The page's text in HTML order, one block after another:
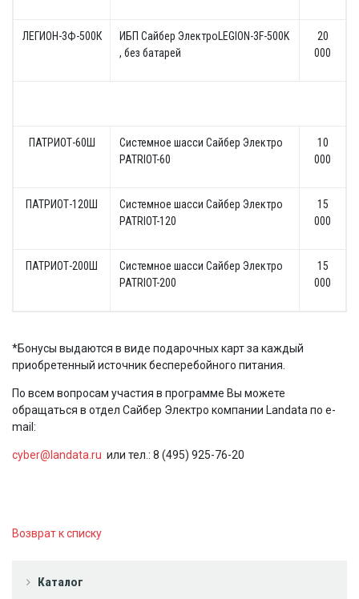
Каталог
ЛЕГИОН-3Ф-500К
ИБП Сайбер ЭлектроLEGION-3F-500K
, без батарей
20
000
ПАТРИОТ-60Ш
Системное шасси Сайбер Электро
PATRIOT-60
10
000
ПАТРИОТ-120Ш
Системное шасси Сайбер Электро
PATRIOT-120
15
000
ПАТРИОТ-200Ш
Системное шасси Сайбер Электро
PATRIOT-200
15
000
*Бонусы выдаются в виде подарочных карт за каждый
приобретенный источник бесперебойного питания.
По всем вопросам участия в программе Вы можете
обращаться в отдел Сайбер Электро компании Landata по e-
mail:
cyber@landata.ru или тел.: 8 (495) 925-76-20
Возврат к списку